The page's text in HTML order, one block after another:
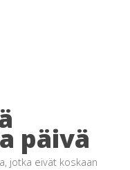
päivä
jotka eivät koskaan